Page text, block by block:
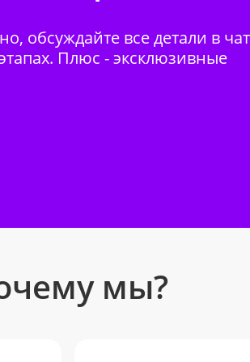
обсуждайте все детали в
Плюс - эксклюзивные
мы?